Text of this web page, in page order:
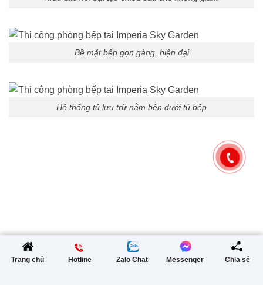
Bề mặt bếp gọn gàng, hiện đại
Hệ thống tủ lưu trữ nằm bên dưới tủ bếp
Trang chủ Hotline Zalo Chat Messenger Chia sẻ